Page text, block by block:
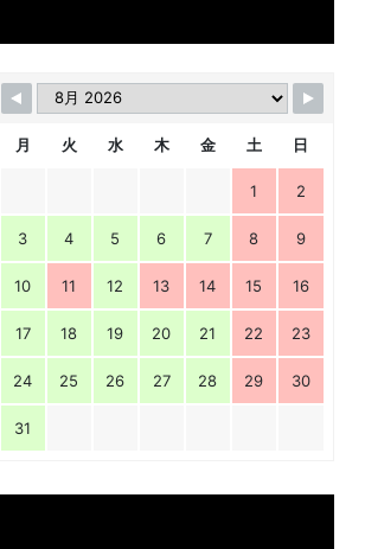
月 火 水 木 金 土 日
1 2
3 4 5 6 7 8 9
10 11 12 13 14 15 16
17 18 19 20 21 22 23
24 25 26 27 28 29 30
31